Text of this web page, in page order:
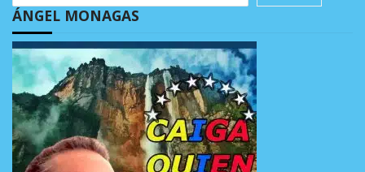
ÁNGEL MONAGAS